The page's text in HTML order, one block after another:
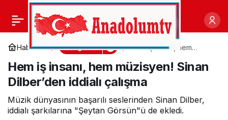
Haberler Magazin
Hem iş insanı, hem
Dilber’den iddialı çalışma
Hem iş insanı, hem müzisyen! Sinan
Dilber’den iddialı çalışma
Müzik dünyasının başarılı seslerinden Sinan Dilber,
iddialı şarkılarına "Şeytan Görsün"ü de ekledi.
Nur Bal’dan Yeni Yaz
Şarkısı: Seçemedim
Paylaş